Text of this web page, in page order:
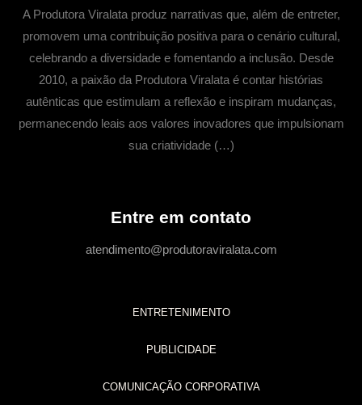
A Produtora Viralata produz narrativas que, além de entreter,
promovem uma contribuição positiva para o cenário cultural,
celebrando a diversidade e fomentando a inclusão. Desde
2010, a paixão da Produtora Viralata é contar histórias
autênticas que estimulam a reflexão e inspiram mudanças,
permanecendo leais aos valores inovadores que impulsionam
sua criatividade (…)
ENTRETENIMENTO
PUBLICIDADE
COMUNICAÇÃO CORPORATIVA
Entre em contato
atendimento@produtoraviralata.com